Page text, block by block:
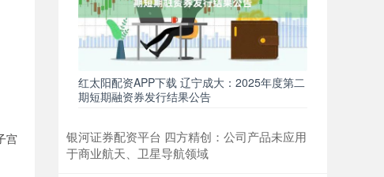
宫
红太阳配资APP下载 辽宁成大：2025年度第二
期短期融资券发行结果公告
银河证券配资平台 四方精创：公司产品未应用
于商业航天、卫星导航领域